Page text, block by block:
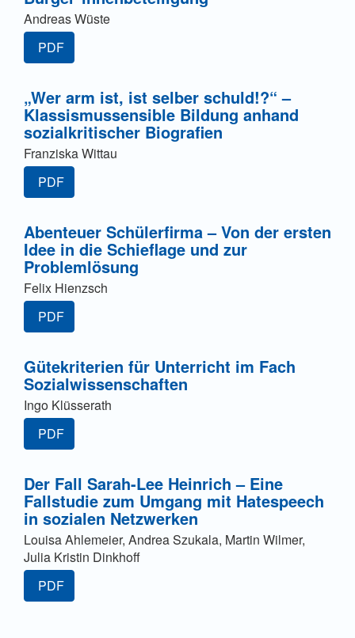
Andreas Wüste
PDF
„Wer arm ist, ist selber schuld!?“ –
Klassismussensible Bildung anhand
sozialkritischer Biografien
Franziska Wittau
PDF
Abenteuer Schülerfirma – Von der ersten
Idee in die Schieflage und zur
Problemlösung
Felix Hienzsch
PDF
Gütekriterien für Unterricht im Fach
Sozialwissenschaften
Ingo Klüsserath
PDF
Der Fall Sarah-Lee Heinrich – Eine
Fallstudie zum Umgang mit Hatespeech
in sozialen Netzwerken
Louisa Ahlemeier, Andrea Szukala, Martin Wilmer,
Julia Kristin Dinkhoff
PDF